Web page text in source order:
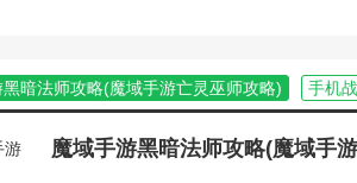
黑暗法师攻略(魔域手游亡灵巫师攻略)
手机
落冲突新手教程(部落冲突入门)
单机游戏
落冲突新手教程(手游部落冲突新手攻略)